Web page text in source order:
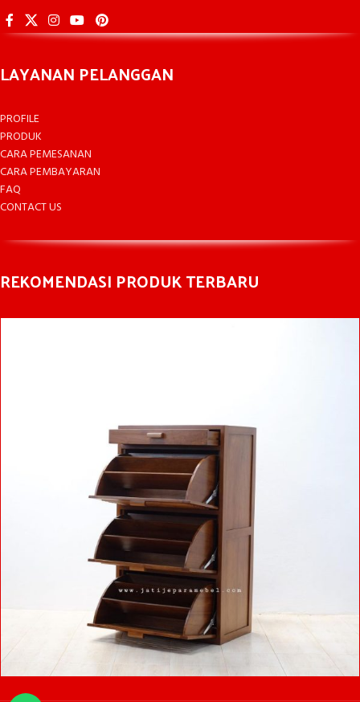
LAYANAN PELANGGAN
PROFILE
PRODUK
CARA PEMESANAN
CARA PEMBAYARAN
FAQ
CONTACT US
REKOMENDASI PRODUK TERBARU